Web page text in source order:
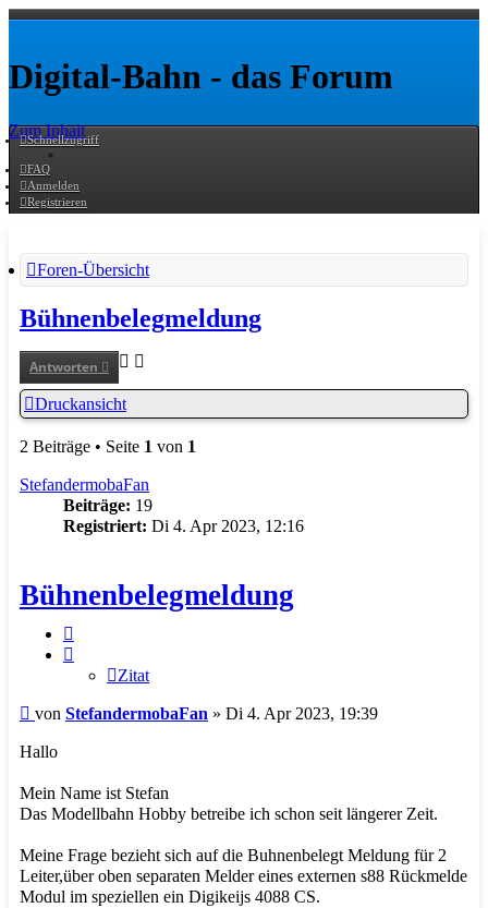
Digital-Bahn - das Forum
Zum Inhalt
Schnellzugriff
FAQ
Anmelden
Registrieren
Foren-Übersicht
Bühnenbelegmeldung
Antworten
Druckansicht
2 Beiträge • Seite 1 von 1
StefandermobaFan
Beiträge: 19
Registriert: Di 4. Apr 2023, 12:16
Bühnenbelegmeldung
Zitat
Beitrag
von StefandermobaFan » Di 4. Apr 2023, 19:39
Hallo
Mein Name ist Stefan
Das Modellbahn Hobby betreibe ich schon seit längerer Zeit.
Meine Frage bezieht sich auf die Buhnenbelegt Meldung für 2
Leiter,über oben separaten Melder eines externen s88 Rückmelde
Modul im speziellen ein Digikeijs 4088 CS.